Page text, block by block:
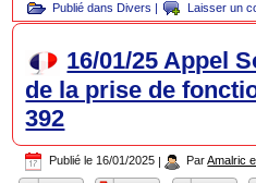
Publié dans Divers Laisser un
16/01/25 Appel
de la prise de
392
Publié le 16/01/2025 | Par Amalric